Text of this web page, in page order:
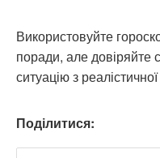
Використовуйте
поради, але довіряйте
ситуацію з
Поділитися: